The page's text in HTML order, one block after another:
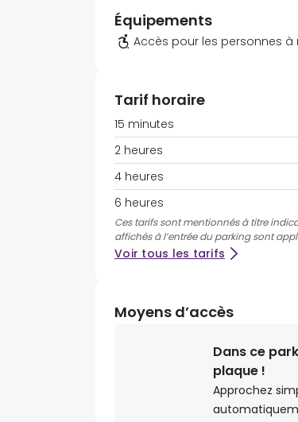
Équipements
Accès pour les personnes à
Tarif horaire
15 minutes
2 heures
4 heures
6 heures
Ces tarifs sont mentionnés à titre
affichés à l’entrée du parking sont
Voir tous les tarifs
Moyens d’accès
Dans ce
plaque !
Approchez